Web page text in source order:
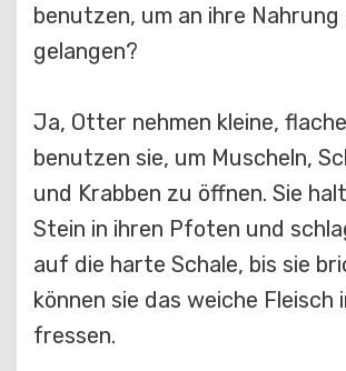
benutzen, um an ihre Nahrung
gelangen?
Ja, Otter nehmen kleine,
benutzen sie, um Muscheln,
und Krabben zu öffnen. Sie
Stein in ihren Pfoten und
auf die harte Schale, bis sie
können sie das weiche Fleisch
fressen.